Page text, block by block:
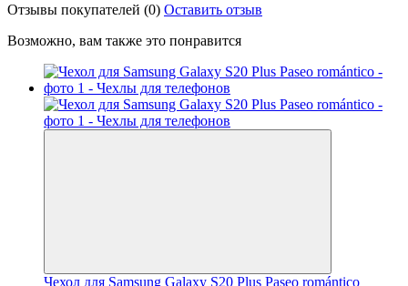
Отзывы покупателей (0) Оставить отзыв
Возможно, вам также это понравится
Чехол для Samsung Galaxy S20 Plus Paseo romántico